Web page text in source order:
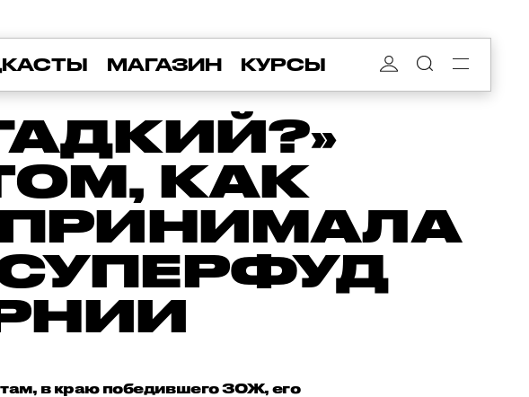
МАГАЗИН КУРСЫ
КАК
в краю победившего ЗОЖ, его